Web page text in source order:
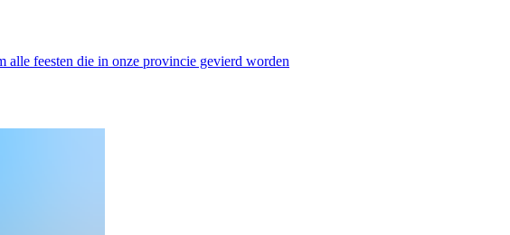
alle feesten die in onze provincie gevierd worden